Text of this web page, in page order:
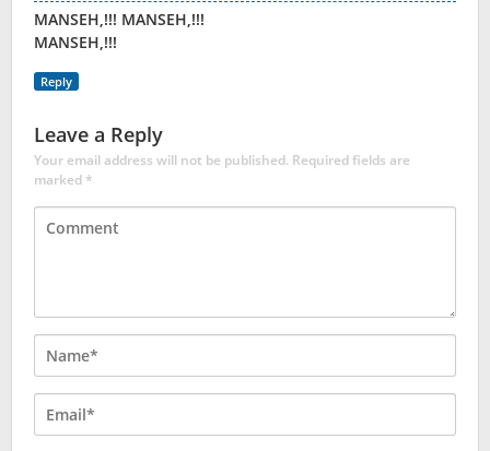
MANSEH,!!! MANSEH,!!!
MANSEH,!!!
Reply
Leave a Reply
Your email address will not be published. Required fields are
marked*